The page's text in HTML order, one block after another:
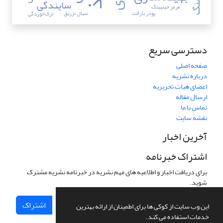
این وب سایت از کوکی ها برای اطمینان از ارائه بهترین
خدمات استفاده می کند.
سایندگی پودر بازالت سیال تزریق
مرمر جینپینگ
ترک‌خوردگی
دسترسی سریع
صفحه اصلی
درباره نشریه
اعضای هیات تحریریه
ارسال مقاله
تماس با ما
نقشه سایت
آخرین اخبار
اشتراک خبرنامه
برای دریافت اخبار و اطلاعیه های مهم نشریه در خبرنامه نشریه مشترک
شوید.
اشتراک